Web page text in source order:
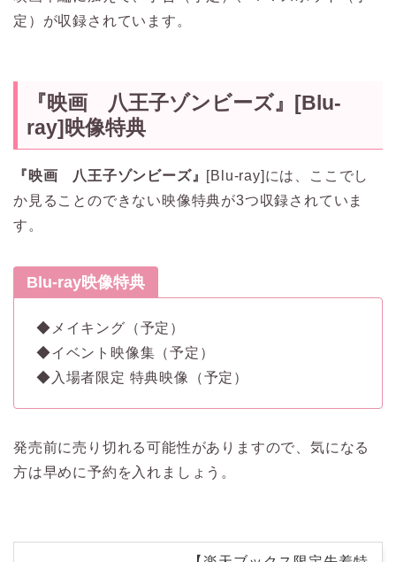
定）が収録されています。
『映画 八王子ゾンビーズ』
[Blu-
ray]映像特典
『映画 八王子ゾンビーズ』 [Blu-ray]には、ここでし
か見ることのできない映像特典が3つ収録されていま
す。
Blu-ray映像特典
◆メイキング（予定）
◆イベント映像集（予定）
◆入場者限定 特典映像（予定）
発売前に売り切れる可能性がありますので、気になる
方は早めに予約を入れましょう。